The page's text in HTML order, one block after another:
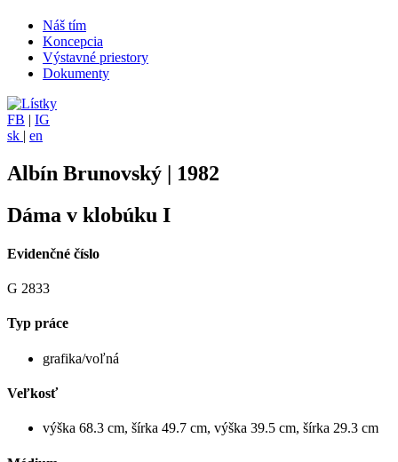
Náš tím
Koncepcia
Výstavné priestory
Dokumenty
FB | IG
sk | en
Albín Brunovský | 1982
Dáma v klobúku I
Evidenčné číslo
G 2833
Typ práce
grafika/voľná
Veľkosť
výška 68.3 cm, šírka 49.7 cm, výška 39.5 cm, šírka 29.3 cm